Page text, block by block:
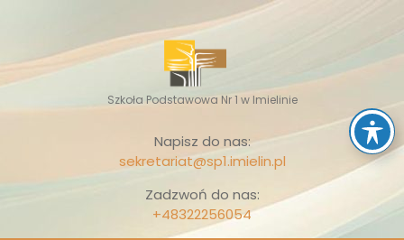
content
Szkoła Podstawowa Nr 1 w Imielinie
Napisz do nas:
sekretariat@sp1.imielin.pl
Zadzwoń do nas:
+48322256054